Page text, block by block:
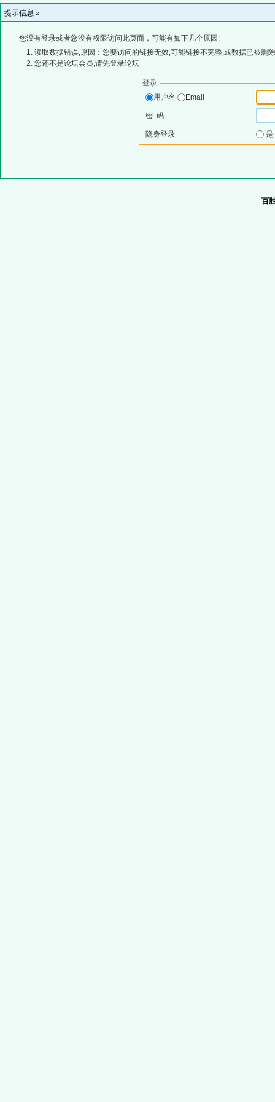
提示信息 »
您没有登录或者您没有权限访问此页面，可能有如下几个原因:
读取数据错误,原因：您要访问的链接无效,可能链接不完整,或数据已被删
您还不是论坛会员,请先登录论坛
登录
用户名
Email
密 码
隐身登录
百